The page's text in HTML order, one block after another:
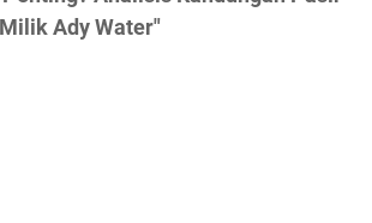
Ady Water"